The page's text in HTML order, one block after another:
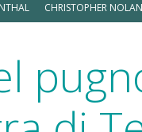
CHRISTOPHER NOLAN